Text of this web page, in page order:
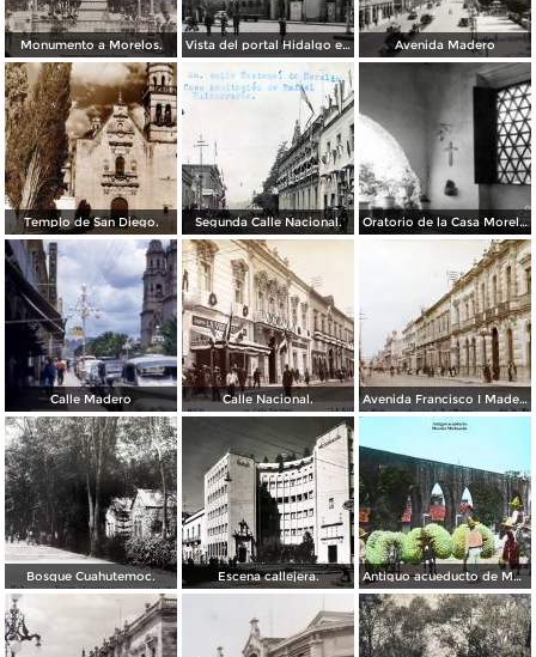
Monumento a Morelos. Vista del portal Hidalgo en Morelia Michoacán ( Circulada el 6 de Abril de 1957 ). Avenida Madero
Templo de San Diego. Segunda Calle Nacional. Oratorio de la Casa Morelos
Calle Madero Calle Nacional. Avenida Francisco I Madero.
Bosque Cuahutemoc. Escena callejera. Antiguo acueducto de Morelia Michoacán.